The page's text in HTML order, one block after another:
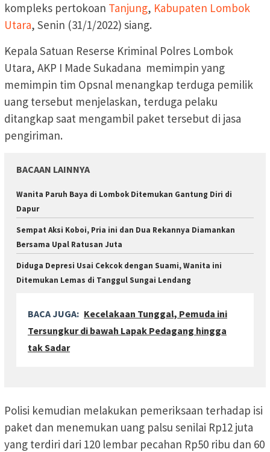
kompleks pertokoan Tanjung, Kabupaten Lombok
Utara, Senin (31/1/2022) siang.
Kepala Satuan Reserse Kriminal Polres Lombok
Utara, AKP I Made Sukadana memimpin yang
memimpin tim Opsnal menangkap terduga pemilik
uang tersebut menjelaskan, terduga pelaku
ditangkap saat mengambil paket tersebut di jasa
pengiriman.
BACAAN LAINNYA
Wanita Paruh Baya di Lombok Ditemukan Gantung Diri di
Dapur
Sempat Aksi Koboi, Pria ini dan Dua Rekannya Diamankan
Bersama Upal Ratusan Juta
Diduga Depresi Usai Cekcok dengan Suami, Wanita ini
Ditemukan Lemas di Tanggul Sungai Lendang
BACA JUGA: Kecelakaan Tunggal, Pemuda ini
Tersungkur di bawah Lapak Pedagang hingga
tak Sadar
Polisi kemudian melakukan pemeriksaan terhadap isi
paket dan menemukan uang palsu senilai Rp12 juta
yang terdiri dari 120 lembar pecahan Rp50 ribu dan 60